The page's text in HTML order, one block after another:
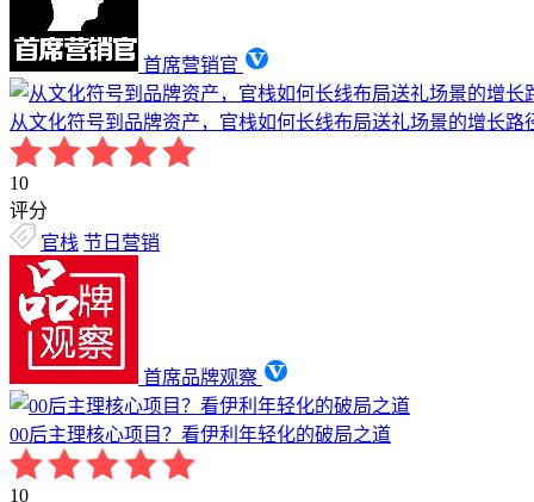
首席营销官
从文化符号到品牌资产，官栈如何长线布局送礼场景的增长路
10
评分
官栈 节日营销
首席品牌观察
00后主理核心项目？看伊利年轻化的破局之道
10